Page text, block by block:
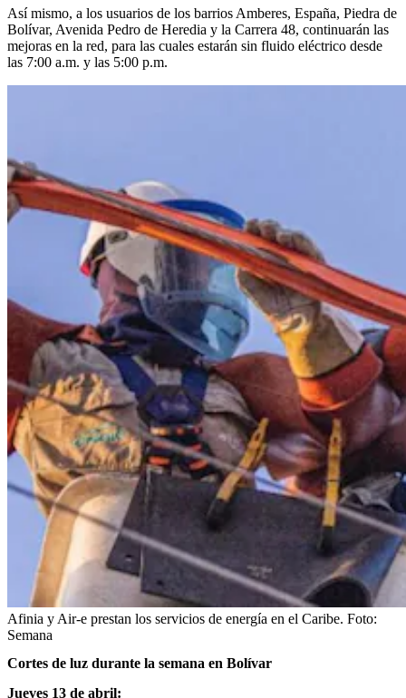
Así mismo, a los usuarios de los barrios Amberes, España, Piedra de
Bolívar, Avenida Pedro de Heredia y la Carrera 48, continuarán las
mejoras en la red, para las cuales estarán sin fluido eléctrico desde
las 7:00 a.m. y las 5:00 p.m.
Afinia y Air-e prestan los servicios de energía en el Caribe. Foto:
Semana
Cortes de luz durante la semana en Bolívar
Jueves 13 de abril: